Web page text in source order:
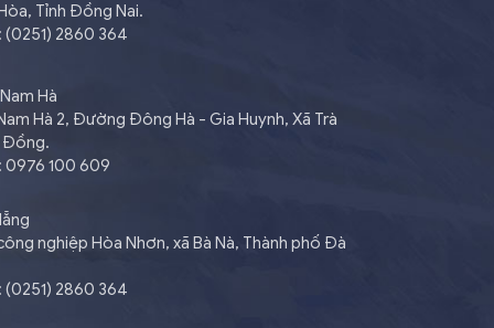
Tỉnh Đồng Nai.
2860 364
Hà
Hà 2, Đường Đông Hà - Gia Huynh, Xã Trà
Đồng.
0976 100 609
nghiệp Hòa Nhơn, xã Bà Nà, Thành phố Đà
2860 364